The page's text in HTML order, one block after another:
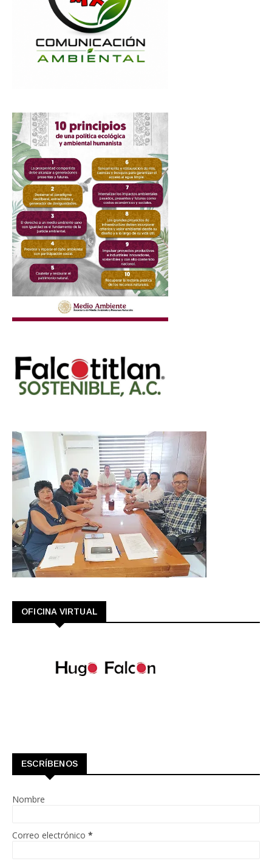
OFICINA VIRTUAL
ESCRÍBENOS
Nombre
Correo electrónico *